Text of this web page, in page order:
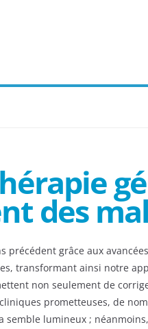
des
précédent grâce aux
transformant ainsi notre
non seulement de
prometteuses, de
semble lumineux ;